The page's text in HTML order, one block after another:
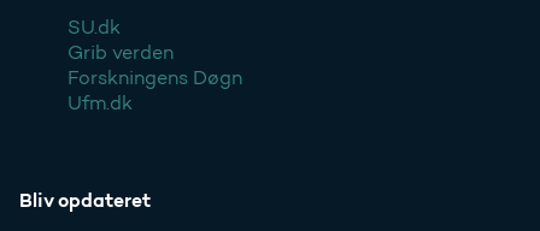
SU.dk
Grib verden
Forskningens Døgn
Ufm.dk
Bliv opdateret